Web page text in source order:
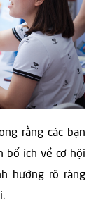
rằng các bạn
bổ ích về cơ hội
hướng rõ ràng